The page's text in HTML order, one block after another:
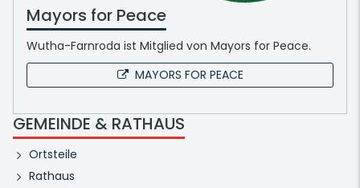
Mayors for Peace
Wutha-Farnroda ist Mitglied von Mayors for Peace.
MAYORS FOR PEACE
GEMEINDE & RATHAUS
Ortsteile
Rathaus